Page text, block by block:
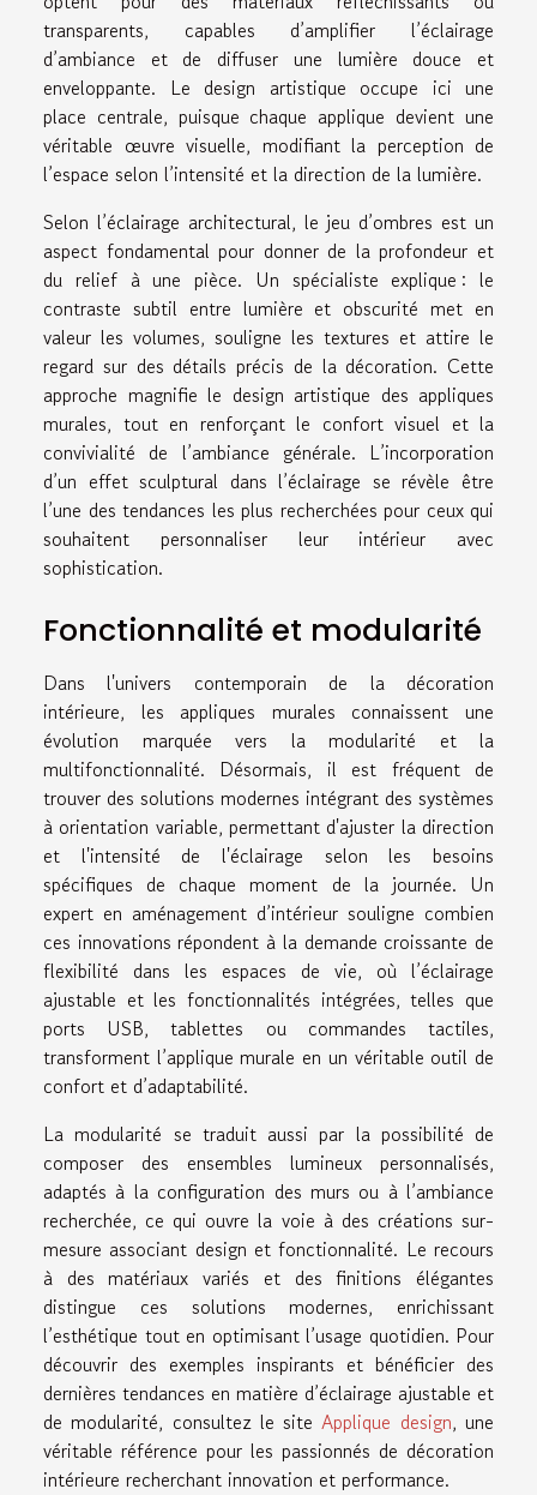
transparents, capables d’amplifier l’éclairage
d’ambiance et de diffuser une lumière douce et
enveloppante. Le design artistique occupe ici une
place centrale, puisque chaque applique devient une
véritable œuvre visuelle, modifiant la perception de
l’espace selon l’intensité et la direction de la lumière.
Selon l’éclairage architectural, le jeu d’ombres est un
aspect fondamental pour donner de la profondeur et
du relief à une pièce. Un spécialiste explique : le
contraste subtil entre lumière et obscurité met en
valeur les volumes, souligne les textures et attire le
regard sur des détails précis de la décoration. Cette
approche magnifie le design artistique des appliques
murales, tout en renforçant le confort visuel et la
convivialité de l’ambiance générale. L’incorporation
d’un effet sculptural dans l’éclairage se révèle être
l’une des tendances les plus recherchées pour ceux qui
souhaitent personnaliser leur intérieur avec
sophistication.
Fonctionnalité et modularité
Dans l'univers contemporain de la décoration
intérieure, les appliques murales connaissent une
évolution marquée vers la modularité et la
multifonctionnalité. Désormais, il est fréquent de
trouver des solutions modernes intégrant des systèmes
à orientation variable, permettant d'ajuster la direction
et l'intensité de l'éclairage selon les besoins
spécifiques de chaque moment de la journée. Un
expert en aménagement d’intérieur souligne combien
ces innovations répondent à la demande croissante de
flexibilité dans les espaces de vie, où l’éclairage
ajustable et les fonctionnalités intégrées, telles que
ports USB, tablettes ou commandes tactiles,
transforment l’applique murale en un véritable outil de
confort et d’adaptabilité.
La modularité se traduit aussi par la possibilité de
composer des ensembles lumineux personnalisés,
adaptés à la configuration des murs ou à l’ambiance
recherchée, ce qui ouvre la voie à des créations sur-
mesure associant design et fonctionnalité. Le recours
à des matériaux variés et des finitions élégantes
distingue ces solutions modernes, enrichissant
l’esthétique tout en optimisant l’usage quotidien. Pour
découvrir des exemples inspirants et bénéficier des
dernières tendances en matière d’éclairage ajustable et
de modularité, consultez le siteApplique design, une
véritable référence pour les passionnés de décoration
intérieure recherchant innovation et performance.